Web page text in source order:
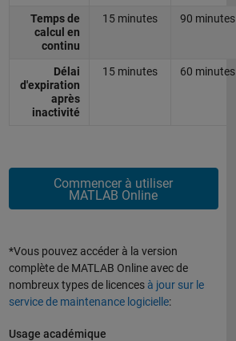
Temps de
calcul en
continu
15 minutes 90 minutes
Délai
d'expiration
après
inactivité
15 minutes 60 minutes
Commencer à utiliser
MATLAB Online
*Vous pouvez accéder à la version
complète de MATLAB Online avec de
nombreux types de licences à jour sur le
service de maintenance logicielle:
Usage académique